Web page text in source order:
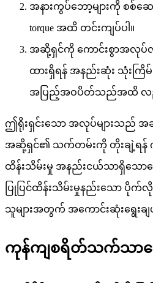
အနားကွပ်ဘော့များကို စစ်ဆ
torque အထိ တင်းကျပ်ပါ။
အဆို့ရှင်ကို ကောင်းစွာအလု
ထားရှိရန် အနည်းဆုံး သုံးက
အပြည့်အဝပိတ်သည်အထိ လ
ဤရိုးရှင်းသော အလုပ်များသည် အ
အဆို့ရှင်၏ သက်တမ်းကို တိုးချဲ့ရန်
ထိန်းသိမ်းမှု အနည်းငယ်သာရှိသေ
ပြုပြင်ထိန်းသိမ်းမှုနည်းသော ပိုက်လို
သူများအတွက် အကောင်းဆုံးရွေး
ကုန်ကျစရိတ်သက်သာသေ